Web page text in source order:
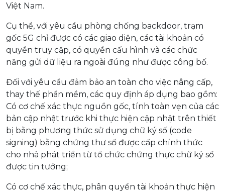
Việt Nam.
Cụ thể, với yêu cầu phòng chống backdoor, trạm
gốc 5G chỉ được có các giao diện, các tài khoản có
quyền truy cập, có quyền cấu hình và các chức
năng gửi dữ liệu ra ngoài đúng như được công bố.
Đối với yêu cầu đảm bảo an toàn cho việc nâng cấp,
thay thế phần mềm, các quy định áp dụng bao gồm:
Có cơ chế xác thực nguồn gốc, tính toàn vẹn của các
bản cập nhật trước khi thực hiện cập nhật trên thiết
bị bằng phương thức sử dụng chữ ký số (code
signing) bằng chứng thư số được cấp chính thức
cho nhà phát triển từ tổ chức chứng thực chữ ký số
được tin tưởng;
Có cơ chế xác thực, phân quyền tài khoản thực hiện